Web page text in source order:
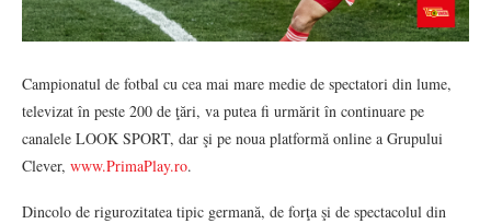
Campionatul de fotbal cu cea mai mare medie de spectatori din lume,
televizat în peste 200 de ţări, va putea fi urmărit în continuare pe
canalele LOOK SPORT, dar şi pe noua platformă online a Grupului
Clever, www.PrimaPlay.ro.
Dincolo de rigurozitatea tipic germană, de forţa şi de spectacolul din